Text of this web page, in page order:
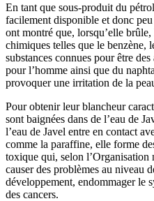
En tant que sous-produit du
facilement disponible et donc
ont montré que, lorsqu’elle
chimiques telles que le benzène,
substances connues pour être
pour l’homme ainsi que du
provoquer une irritation de la
Pour obtenir leur blancheur
sont baignées dans de l’eau de
l’eau de Javel entre en contact
comme la paraffine, elle forme
toxique qui, selon
causer des problèmes au niveau
développement, endommager le
des cancers.